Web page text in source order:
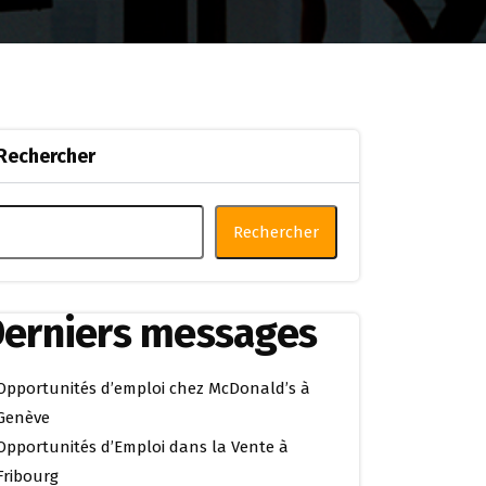
Rechercher
messages
d’emploi chez McDonald’s à
d’Emploi dans la Vente à